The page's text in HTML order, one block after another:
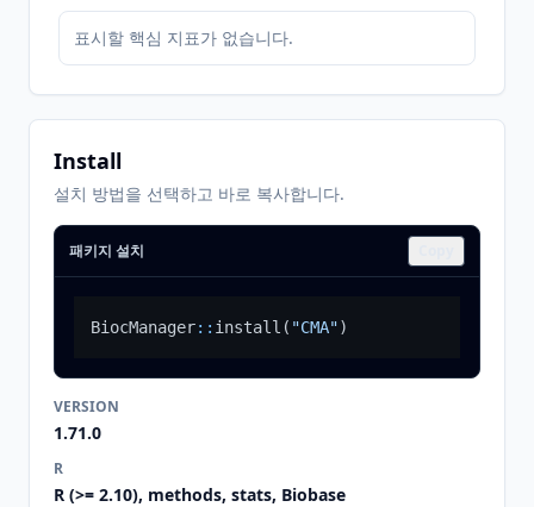
표시할 핵심 지표가 없습니다.
Install
설치 방법을 선택하고 바로 복사합니다.
패키지 설치
BiocManager:: install ( "CMA")
VERSION
1.71.0
R
R (>= 2.10), methods, stats, Biobase